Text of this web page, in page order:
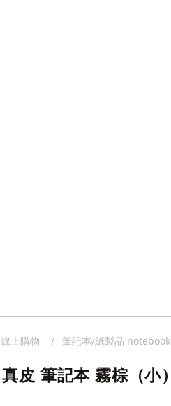
真皮 筆記本 霧棕（小）
線上購物 筆記本/紙製品 notebook